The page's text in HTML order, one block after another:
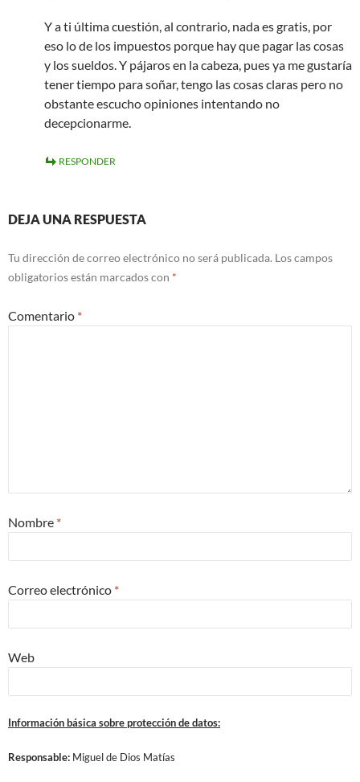
Y a ti última cuestión, al contrario, nada es gratis, por
eso lo de los impuestos porque hay que pagar las cosas
y los sueldos. Y pájaros en la cabeza, pues ya me gustaría
tener tiempo para soñar, tengo las cosas claras pero no
obstante escucho opiniones intentando no
decepcionarme.
RESPONDER
DEJA UNA RESPUESTA
Tu dirección de correo electrónico no será publicada. Los campos
obligatorios están marcados con *
Comentario *
Nombre *
Correo electrónico *
Web
Información básica sobre protección de datos:
Responsable: Miguel de Dios Matías